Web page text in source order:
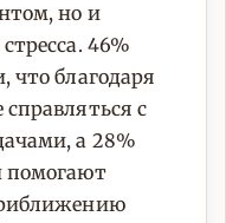
но и
46%
что благодаря
с
а 28%
помогают